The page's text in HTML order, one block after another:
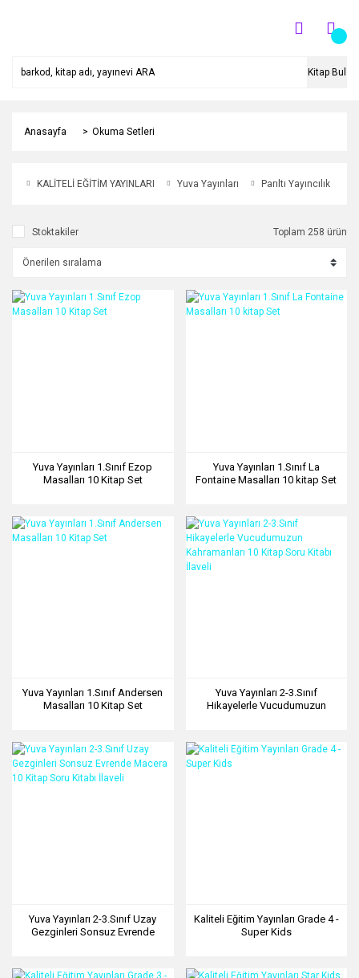
Kitap Bul
Anasayfa Okuma Setleri
KALİTELİ EĞİTİM YAYINLARI Yuva Yayınları Parıltı Yayıncılık
Stoktakiler Toplam 258 ürün
Yuva Yayınları 1.Sınıf Ezop
Masalları 10 Kitap Set
Yuva Yayınları 1.Sınıf La
Fontaine Masalları 10 kitap Set
Yuva Yayınları 1.Sınıf Andersen
Masalları 10 Kitap Set
Yuva Yayınları 2-3.Sınıf
Hikayelerle Vucudumuzun
Yuva Yayınları 2-3.Sınıf Uzay
Gezginleri Sonsuz Evrende
Kaliteli Eğitim Yayınları Grade 4 -
Super Kids